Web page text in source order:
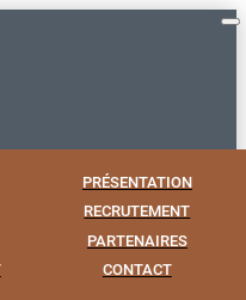
PRÉSENTATION
RECRUTEMENT
PARTENAIRES
CONTACT